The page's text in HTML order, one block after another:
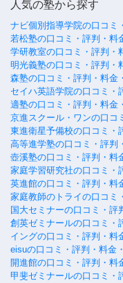
人気の塾から探す
ナビ個別指導学院の口コミ
若松塾の口コミ・評判・料
学研教室の口コミ・評判・
明光義塾の口コミ・評判・
森塾の口コミ・評判・料金
セイハ英語学院の口コミ・
適塾の口コミ・評判・料金
京進スクール・ワンの口コ
東進衛星予備校の口コミ・
高等進学塾の口コミ・評判
壺溪塾の口コミ・評判・料
家庭学習研究社の口コミ・
英進館の口コミ・評判・料
家庭教師のトライの口コミ
国大セミナーの口コミ・評
創英ゼミナールの口コミ・
イングの口コミ・評判・料
eisuの口コミ・評判・料金
開進館の口コミ・評判・料
甲斐ゼミナールの口コミ・